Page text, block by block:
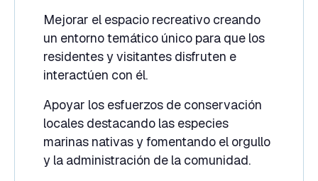
Mejorar el espacio recreativo creando
un entorno temático único para que los
residentes y visitantes disfruten e
interactúen con él.
Apoyar los esfuerzos de conservación
locales destacando las especies
marinas nativas y fomentando el orgullo
y la administración de la comunidad.